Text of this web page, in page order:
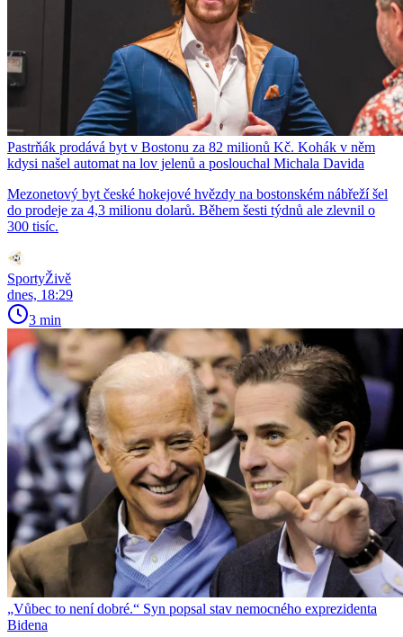
Pastrňák prodává byt v Bostonu za 82 milionů Kč. Kohák v něm
kdysi našel automat na lov jelenů a poslouchal Michala Davida
Mezonetový byt české hokejové hvězdy na bostonském nábřeží šel
do prodeje za 4,3 milionu dolarů. Během šesti týdnů ale zlevnil o
300 tisíc.
SportyŽivě
dnes, 18:29
3 min
„Vůbec to není dobré.“ Syn popsal stav nemocného exprezidenta
Bidena